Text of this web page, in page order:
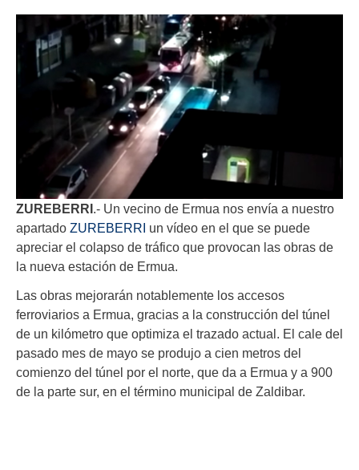
ZUREBERRI.- Un vecino de Ermua nos envía a nuestro
apartado ZUREBERRI un vídeo en el que se puede
apreciar el colapso de tráfico que provocan las obras de
la nueva estación de Ermua.
Las obras mejorarán notablemente los accesos
ferroviarios a Ermua, gracias a la construcción del túnel
de un kilómetro que optimiza el trazado actual. El cale del
pasado mes de mayo se produjo a cien metros del
comienzo del túnel por el norte, que da a Ermua y a 900
de la parte sur, en el término municipal de Zaldibar.